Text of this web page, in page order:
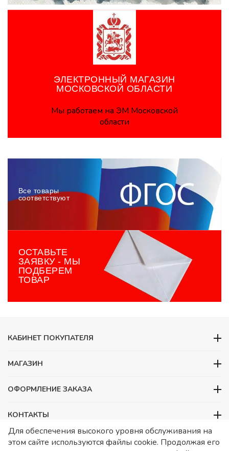
ЭЛЕКТРОННЫЙ МАГАЗИН
МОСКОВСКОЙ ОБЛАСТИ
Мы работаем на ЭМ Московской
области
Все товары
соответствуют
ОСТАВЬТЕ
ЗАЯВКУ - МЫ
ПОДБЕРЕМ
ТОВАР
КАБИНЕТ ПОКУПАТЕЛЯ
МАГАЗИН
ОФОРМЛЕНИЕ ЗАКАЗА
КОНТАКТЫ
ООО «Детский сад», ОГРН 1157746480088
Для обеспечения высокого уровня обслуживания на
этом сайте используются файлы cookie. Продолжая его